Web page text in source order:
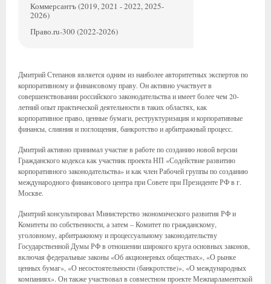
Коммерсантъ (2019, 2021 - 2022, 2025-
2026)
Право.ru-300 (2022-2026)
Дмитрий Степанов является одним из наиболее авторитетных экспертов по
корпоративному и финансовому праву. Он активно участвует в
совершенствовании российского законодательства и имеет более чем 20-
летний опыт практической деятельности в таких областях, как
корпоративное право, ценные бумаги, реструктуризация и корпоративные
финансы, слияния и поглощения, банкротство и арбитражный процесс.
Дмитрий активно принимал участие в работе по созданию новой версии
Гражданского кодекса как участник проекта НП «Содействие развитию
корпоративного законодательства» и как член Рабочей группы по созданию
международного финансового центра при Совете при Президенте РФ в г.
Москве.
Дмитрий консультировал Министерство экономического развития РФ и
Комитеты по собственности, а затем – Комитет по гражданскому,
уголовному, арбитражному и процессуальному законодательству
Государственной Думы РФ в отношении широкого круга основных законов,
включая федеральные законы «Об акционерных обществах», «О рынке
ценных бумаг», «О несостоятельности (банкротстве)», «О международных
компаниях». Он также участвовал в совместном проекте Межпарламентской